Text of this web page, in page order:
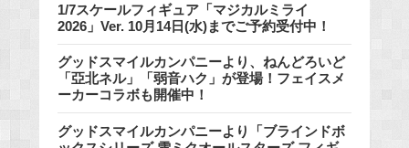
1/7スケールフィギュア「マジカルミライ
2026」Ver. 10月14日(水)までご予約受付中！
グッドスマイルカンパニーより、ねんどろいど
「亞北ネル」「弱音ハク」が登場！フェイスメ
ーカーコラボも開催中！
グッドスマイルカンパニーより「ブラインドボ